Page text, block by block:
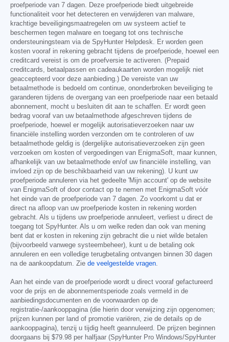
proefperiode van 7 dagen. Deze proefperiode biedt uitgebreide
functionaliteit voor het detecteren en verwijderen van malware,
krachtige beveiligingsmaatregelen om uw systeem actief te
beschermen tegen malware en toegang tot ons technische
ondersteuningsteam via de SpyHunter Helpdesk. Er worden geen
kosten vooraf in rekening gebracht tijdens de proefperiode, hoewel een
creditcard vereist is om de proefversie te activeren. (Prepaid
creditcards, betaalpassen en cadeaukaarten worden mogelijk niet
geaccepteerd voor deze aanbieding.) De vereiste van uw
betaalmethode is bedoeld om continue, ononderbroken beveiliging te
garanderen tijdens de overgang van een proefperiode naar een betaald
abonnement, mocht u besluiten dit aan te schaffen. Er wordt geen
bedrag vooraf van uw betaalmethode afgeschreven tijdens de
proefperiode, hoewel er mogelijk autorisatieverzoeken naar uw
financiële instelling worden verzonden om te controleren of uw
betaalmethode geldig is (dergelijke autorisatieverzoeken zijn geen
verzoeken om kosten of vergoedingen van EnigmaSoft, maar kunnen,
afhankelijk van uw betaalmethode en/of uw financiële instelling, van
invloed zijn op de beschikbaarheid van uw rekening). U kunt uw
proefperiode annuleren via het gedeelte 'Mijn account' op de website
van EnigmaSoft of door contact op te nemen met EnigmaSoft vóór
het einde van de proefperiode van 7 dagen. Zo voorkomt u dat er
direct na afloop van uw proefperiode kosten in rekening worden
gebracht. Als u tijdens uw proefperiode annuleert, verliest u direct de
toegang tot SpyHunter. Als u om welke reden dan ook van mening
bent dat er kosten in rekening zijn gebracht die u niet wilde betalen
(bijvoorbeeld vanwege systeembeheer), kunt u de betaling ook
annuleren en een volledige terugbetaling ontvangen binnen 30 dagen
na de aankoopdatum. Zie de veelgestelde vragen.
Aan het einde van de proefperiode wordt u direct vooraf gefactureerd
voor de prijs en de abonnementsperiode zoals vermeld in de
aanbiedingsdocumenten en de voorwaarden op de
registratie-/aankooppagina (die hierin door verwijzing zijn opgenomen;
prijzen kunnen per land of promotie variëren, zie de details op de
aankooppagina), tenzij u tijdig heeft geannuleerd. De prijzen beginnen
doorgaans bij $79.98 per halfjaar (SpyHunter Pro Windows/SpyHunter